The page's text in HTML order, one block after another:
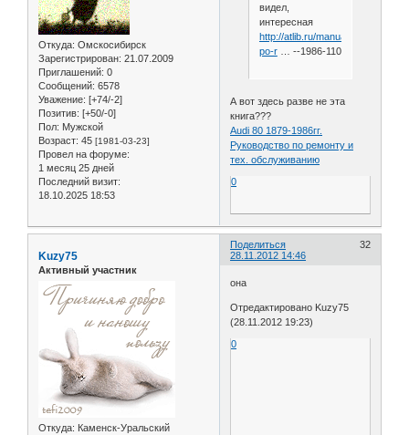
Откуда: Омскосибирск
Зарегистрирован: 21.07.2009
Приглашений: 0
Сообщений: 6578
Уважение: [+74/-2]
Позитив: [+50/-0]
Пол: Мужской
Возраст: 45 [1981-03-23]
Провел на форуме:
1 месяц 25 дней
Последний визит:
18.10.2025 18:53
видел,
интересная
http://atlib.ru/manual/rukovodstvo-
po-r… --1986-110
А вот здесь разве не эта
книга???
Audi 80 1879-1986гг.
Руководство по ремонту и
тех. обслуживанию
0
Поделиться
32
28.11.2012 14:46
Kuzy75
Активный участник
Откуда: Каменск-Уральский
она
Отредактировано Kuzy75
(28.11.2012 19:23)
0